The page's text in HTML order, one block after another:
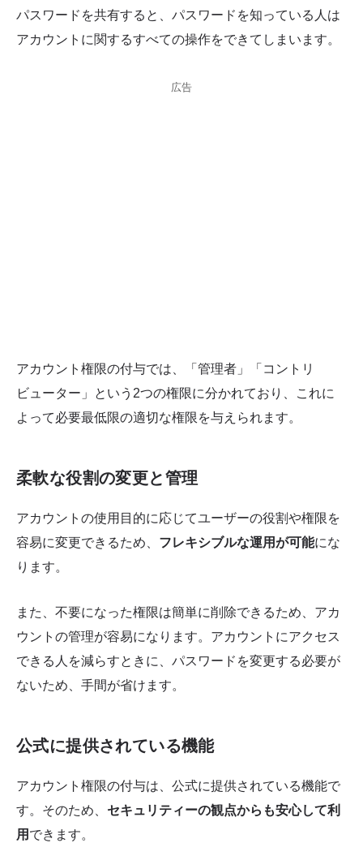
パスワードを共有すると、パスワードを知っている人は
アカウントに関するすべての操作をできてしまいます。
広告
アカウント権限の付与では、「管理者」「コントリ
ビューター」という2つの権限に分かれており、これに
よって必要最低限の適切な権限を与えられます。
柔軟な役割の変更と管理
アカウントの使用目的に応じてユーザーの役割や権限を
容易に変更できるため、 フレキシブルな運用が可能にな
ります。
また、不要になった権限は簡単に削除できるため、アカ
ウントの管理が容易になります。アカウントにアクセス
できる人を減らすときに、パスワードを変更する必要が
ないため、手間が省けます。
公式に提供されている機能
アカウント権限の付与は、公式に提供されている機能で
す。そのため、 セキュリティーの観点からも安心して利
用 できます。